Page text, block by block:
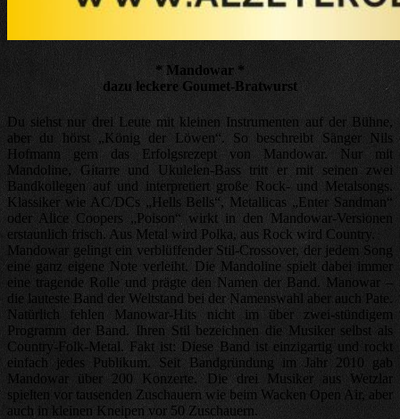
* Mandowar *
dazu leckere Goumet-Bratwurst
Du siehst nur drei Leute mit kleinen Instrumenten auf der Bühne,
aber du hörst „König der Löwen“. So beschreibt Sänger Nils
Hofmann gern das Erfolgsrezept von Mandowar. Nur mit
Mandoline, Gitarre und Ukulelen-Bass tritt er mit seinen zwei
Bandkollegen auf und interpretiert große Rock- und Metalsongs.
Klassiker wie AC/DCs „Hells Bells“, Metallicas „Enter Sandman“
oder Alice Coopers „Poison“ wirkt in den Mandowar-Versionen
erstaunlich frisch. Aus Metal wird Polka, aus Rock wird Country.
Mandowar gelingt ein verblüffender Stil-Crossover, der jedem Song
eine ganz eigene Note verleiht. Die Mandoline spielt dabei immer
eine tragende Rolle und prägte den Namen der Band. Manowar –
die lauteste Band der Weltstand bei der Namenswahl aber auch Pate.
Natürlich fehlen Manowar-Hits nicht im über zwei-stündigem
Programm der Band. Ihren Stil bezeichnen die Musiker selbst als
Country-Folk-Metal. Fakt ist: Diese Band ist einzigartig und rockt
einfach jedes Publikum. Seit Bandgründung im Jahr 2010 gab
Mandowar über 200 Konzerte. Die drei Musiker aus Wetzlar
spielten vor tausenden Zuschauern wie beim Wacken Open Air, aber
auch in kleinen Kneipen vor 50 Zuschauern.